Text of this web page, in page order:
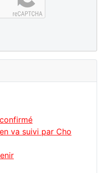
va suivi par Cho